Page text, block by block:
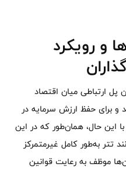
و رویکرد
ارتباطی میان اقتصاد
و برای حفظ ارزش سرمایه در
با این حال، همان‌طور که در این
تتر به‌طور کامل غیرمتمرکز
موظف به رعایت قوانین